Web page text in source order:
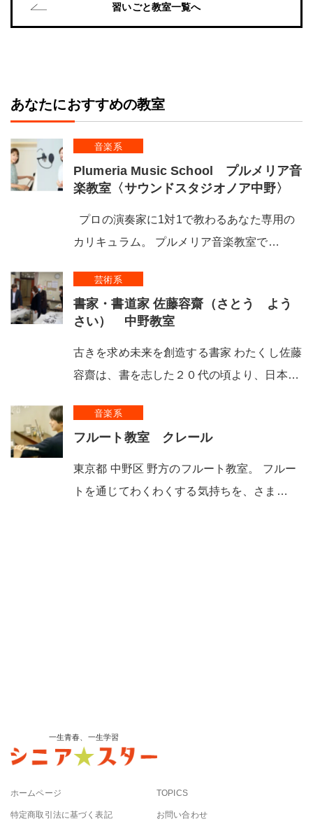
習いごと教室一覧へ
あなたにおすすめの教室
音楽系
Plumeria Music School プルメリア音
楽教室〈サウンドスタジオノア中野〉
プロの演奏家に1対1で教わるあなた専用の
カリキュラム。 プルメリア音楽教室で…
芸術系
書家・書道家 佐藤容齋（さとう よう
さい） 中野教室
古きを求め未来を創造する書家 わたくし佐藤
容齋は、書を志した２０代の頃より、日本…
音楽系
フルート教室 クレール
東京都 中野区 野方のフルート教室。 フルー
トを通じてわくわくする気持ちを、さま…
一生青春、一生学習
ホームページ
特定商取引法に基づく表記
TOPICS
お問い合わせ